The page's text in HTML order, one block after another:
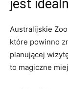
jest
Australijskie​
które ‌powinno
planującej
to‍ magiczne